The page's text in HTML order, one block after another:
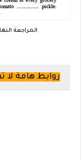
المراجعة
روابط هامة لا